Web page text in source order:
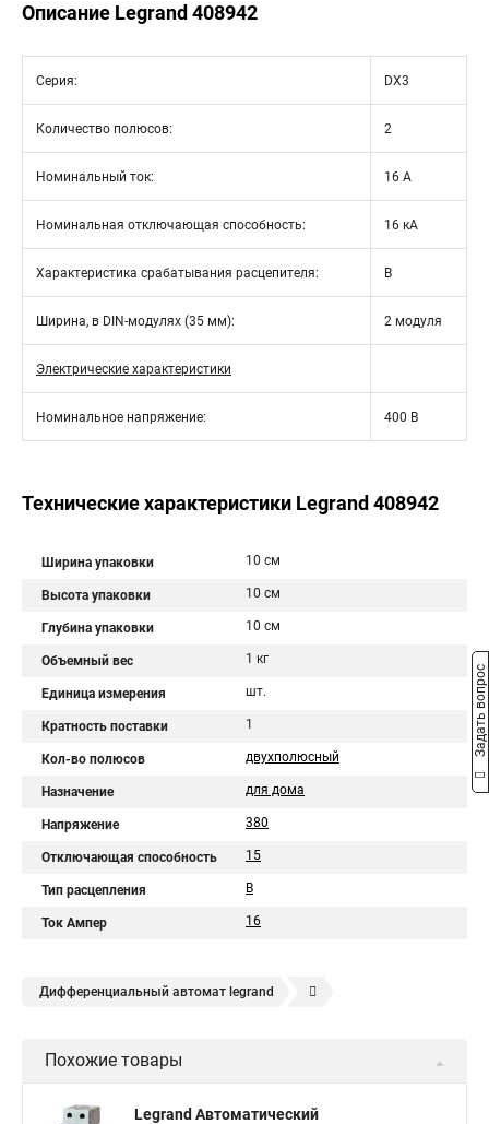
Описание Legrand 408942
Серия: DX3
Количество полюсов: 2
Номинальный ток: 16 А
Номинальная отключающая способность: 16 кА
Характеристика срабатывания расцепителя: B
Ширина, в DIN-модулях (35 мм): 2 модуля
Электрические характеристики
Номинальное напряжение: 400 В
Технические характеристики Legrand 408942
Ширина упаковки 10 см
Высота упаковки 10 см
Глубина упаковки 10 см
Объемный вес 1 кг
Единица измерения шт.
Кратность поставки 1
Кол-во полюсов двухполюсный
Назначение для дома
Напряжение 380
Отключающая способность 15
Тип расцепления B
Ток Ампер 16
Дифференциальный автомат legrand
Похожие товары
Legrand Автоматический
Задать вопрос